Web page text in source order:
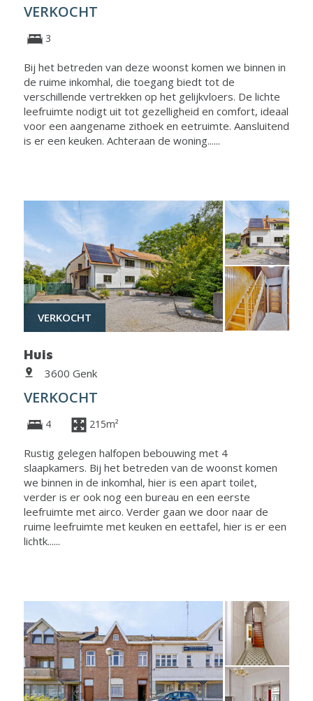
VERKOCHT
3
Bij het betreden van deze woonst komen we binnen in
de ruime inkomhal, die toegang biedt tot de
verschillende vertrekken op het gelijkvloers. De lichte
leefruimte nodigt uit tot gezelligheid en comfort, ideaal
voor een aangename zithoek en eetruimte. Aansluitend
is er een keuken. Achteraan de woning......
VERKOCHT
Huis
3600 Genk
VERKOCHT
4 215m²
Rustig gelegen halfopen bebouwing met 4
slaapkamers. Bij het betreden van de woonst komen
we binnen in de inkomhal, hier is een apart toilet,
verder is er ook nog een bureau en een eerste
leefruimte met airco. Verder gaan we door naar de
ruime leefruimte met keuken en eettafel, hier is er een
lichtk......